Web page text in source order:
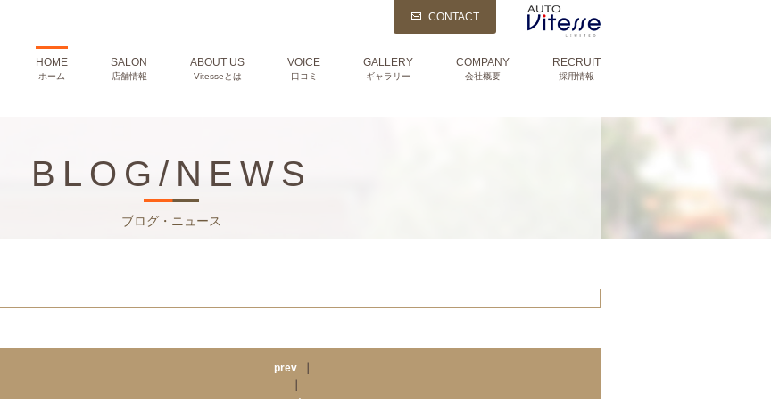
CONTACT
HOME
ホーム
SALON
店舗情報
ABOUT US
Vitesseとは
VOICE
口コミ
GALLERY
ギャラリー
COMPANY
会社概要
RECRUIT
採用情報
BLOG/NEWS
ブログ・ニュース
prev